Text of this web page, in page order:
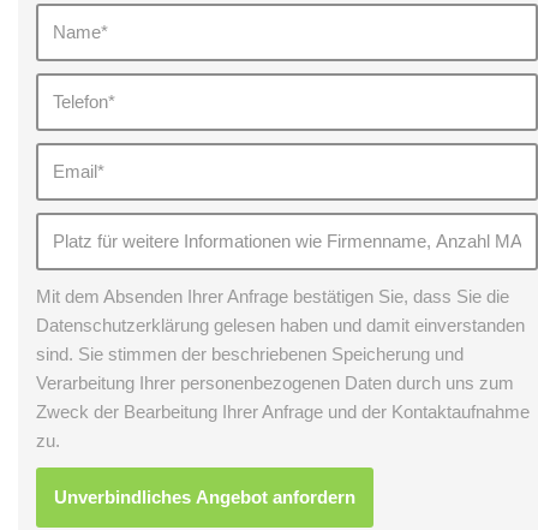
Mit dem Absenden Ihrer Anfrage bestätigen Sie, dass Sie die
Datenschutzerklärung gelesen haben und damit einverstanden
sind. Sie stimmen der beschriebenen Speicherung und
Verarbeitung Ihrer personenbezogenen Daten durch uns zum
Zweck der Bearbeitung Ihrer Anfrage und der Kontaktaufnahme
zu.